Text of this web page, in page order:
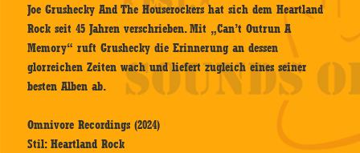
Joe Grushecky And The Houserockers hat sich dem Heartland
Rock seit 45 Jahren verschrieben. Mit „Can’t Outrun A
Memory“ ruft Grushecky die Erinnerung an dessen
glorreichen Zeiten wach und liefert zugleich eines seiner
besten Alben ab.
Omnivore Recordings (2024)
Stil: Heartland Rock